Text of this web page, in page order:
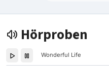
Hörproben
Wonderful Life